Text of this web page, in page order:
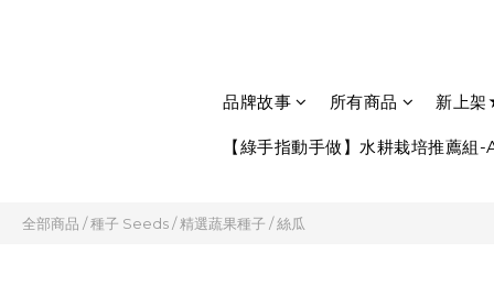
品牌故事 所有商品 新上
【綠手指動手做】水耕栽培推薦
全部商品 /種子 Seeds/精選蔬果種子 /絲瓜